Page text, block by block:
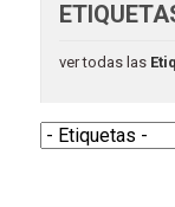
ver todas las